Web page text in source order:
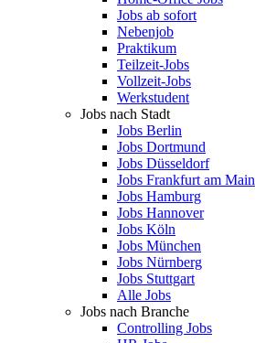
Jobs ab sofort
Nebenjob
Praktikum
Teilzeit-Jobs
Vollzeit-Jobs
Werkstudent
Jobs nach Stadt
Jobs Berlin
Jobs Dortmund
Jobs Düsseldorf
Jobs Frankfurt am Main
Jobs Hamburg
Jobs Hannover
Jobs Köln
Jobs München
Jobs Nürnberg
Jobs Stuttgart
Alle Jobs
Jobs nach Branche
Controlling Jobs